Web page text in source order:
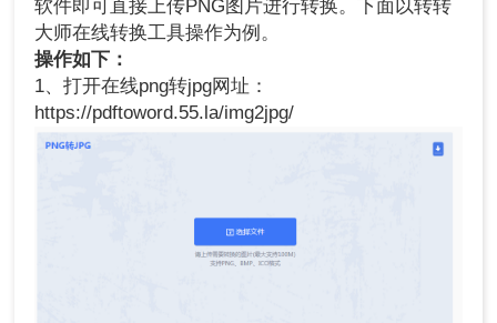
软件即可直接上传PNG图片进行转换。下面以转转
大师在线转换工具操作为例。
操作如下：
1、打开在线png转jpg网址：
https://pdftoword.55.la/img2jpg/